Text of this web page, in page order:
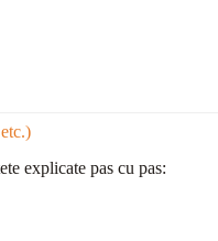
explicate pas cu pas: